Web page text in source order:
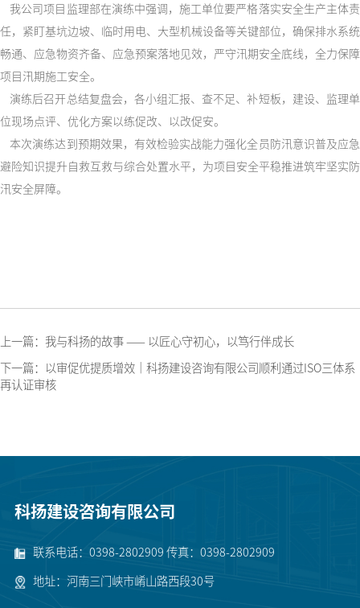
我公司项目监理部在演练中强调，施工单位要严格落实安全生产主体责
任，紧盯基坑边坡、临时用电、大型机械设备等关键部位，确保排水系统
畅通、应急物资齐备、应急预案落地见效，严守汛期安全底线，全力保障
项目汛期施工安全。
演练后召开总结复盘会，各小组汇报、查不足、补短板，建设、监理单
位现场点评、优化方案以练促改、以改促安。
本次演练达到预期效果，有效检验实战能力强化全员防汛意识普及应急
避险知识提升自救互救与综合处置水平，为项目安全平稳推进筑牢坚实防
汛安全屏障。
上一篇：我与科扬的故事 —— 以匠心守初心，以笃行伴成长
下一篇：以审促优提质增效｜科扬建设咨询有限公司顺利通过ISO三体系
再认证审核
科扬建设咨询有限公司
联系电话：0398-2802909 传真：0398-2802909
地址：河南三门峡市崤山路西段30号